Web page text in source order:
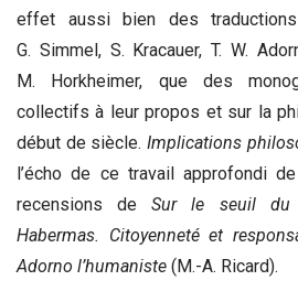
effet aussi bien des
G. Simmel, S. Kracauer, T. W.
M. Horkheimer, que des
collectifs à leur propos et sur la
début de siècle.Implications
l’écho de ce travail approfondi
recensions deSur le seuil du
Habermas. Citoyenneté et
Adorno l’humaniste (M.-A. Ricard).